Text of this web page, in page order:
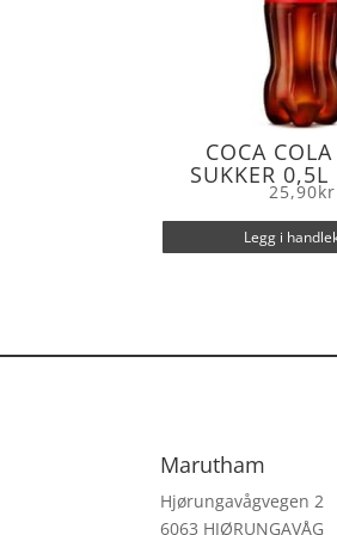
COCA
SUKKER 0,5L
25,90kr
Legg i
Marutham
Hjørungavågvegen 2
6063 HJØRUNGAVÅG